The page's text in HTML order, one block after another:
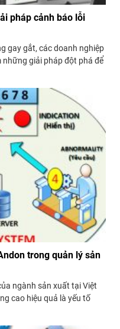
pháp cảnh báo lỗi
gay gắt, các doanh nghiệp
giải pháp đột phá để
một giải...
trong quản lý sản
ngành sản xuất tại Việt
cao hiệu quả là yếu tố
khi triển...